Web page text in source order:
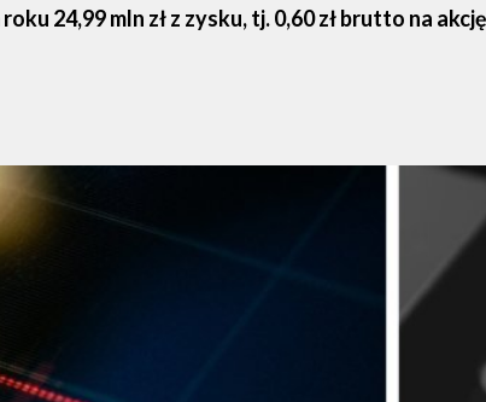
24,99 mln zł z zysku, tj. 0,60 zł brutto na